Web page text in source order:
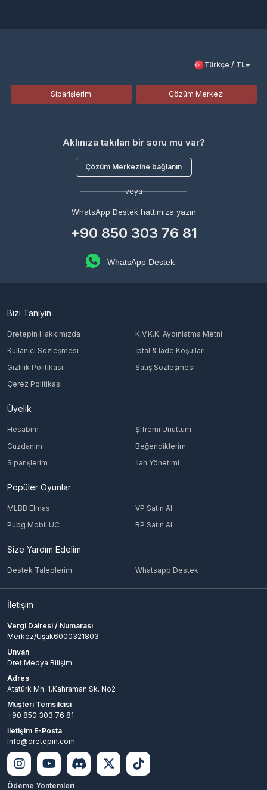
Türkçe / TL
Siparişlerim Çözüm Merkezi
Aklınıza takılan bir soru mu var?
Çözüm Merkezine bağlanın
veya
WhatsApp Destek hattımıza yazın
+90 850 303 76 81
WhatsApp Destek
Bizi Tanıyın
Dretepin Hakkımızda
K.V.K.K. Aydınlatma Metni
Kullanıcı Sözleşmesi
İptal & İade Koşulları
Gizlilik Politikası
Satış Sözleşmesi
Çerez Politikası
Üyelik
Hesabım
Şifremi Unuttum
Cüzdanım
Beğendiklerim
Siparişlerim
İlan Yönetimi
Popüler Oyunlar
MLBB Elmas
VP Satın Al
Pubg Mobil UC
RP Satın Al
Size Yardım Edelim
Destek Taleplerim Whatsapp Destek
İletişim
Vergi Dairesi / Numarası
Merkez/Uşak6000321803
Unvan
Dret Medya Bilişim
Adres
Atatürk Mh. 1.Kahraman Sk. No2
Müşteri Temsilcisi
+90 850 303 76 81
İletişim E-Posta
info@dretepin.com
Ödeme Yöntemleri